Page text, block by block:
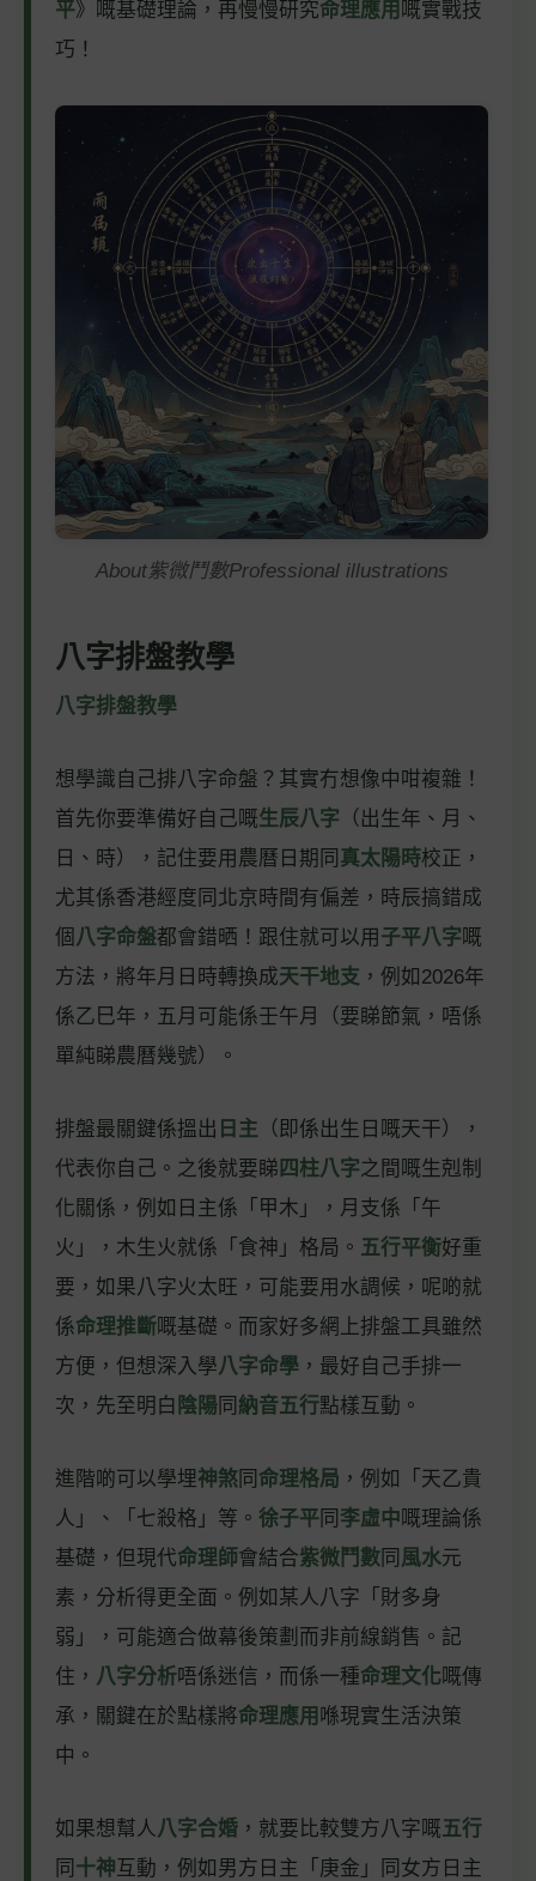
平》嘅基礎理論，再慢慢研究命理應用 嘅實戰技
巧！
About紫微鬥數Professional illustrations
八字排盤教學
八字排盤教學
想學識自己排八字命盤？其實冇想像中咁複雜！
首先你要準備好自己嘅生辰八字 （出生年、月、
日、時），記住要用農曆日期同 真太陽時校正，
尤其係香港經度同北京時間有偏差，時辰搞錯成
個 八字命盤都會錯晒！跟住就可以用 子平八字嘅
方法，將年月日時轉換成天干地支 ，例如2026年
係乙巳年，五月可能係壬午月（要睇節氣，唔係
單純睇農曆幾號）。
排盤最關鍵係搵出 日主 （即係出生日嘅天干），
代表你自己。之後就要睇 四柱八字之間嘅生剋制
化關係，例如日主係「甲木」，月支係「午
火」，木生火就係「食神」格局。 五行平衡好重
要，如果八字火太旺，可能要用水調候，呢啲就
係命理推斷嘅基礎。而家好多網上排盤工具雖然
方便，但想深入學八字命學 ，最好自己手排一
次，先至明白 陰陽 同 納音五行點樣互動。
進階啲可以學埋神煞 同 命理格局 ，例如「天乙貴
人」、「七殺格」等。 徐子平 同 李虛中嘅理論係
基礎，但現代命理師會結合紫微鬥數 同 風水元
素，分析得更全面。例如某人八字「財多身
弱」，可能適合做幕後策劃而非前線銷售。記
住， 八字分析唔係迷信，而係一種命理文化嘅傳
承，關鍵在於點樣將命理應用 喺現實生活決策
中。
如果想幫人八字合婚 ，就要比較雙方八字嘅五行
同 十神 互動，例如男方日主「庚金」同女方日主